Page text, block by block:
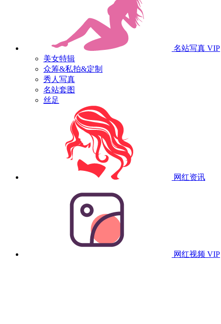
名站写真 VIP
美女特辑
众筹&私拍&定制
秀人写真
名站套图
丝足
网红资讯
网红视频 VIP